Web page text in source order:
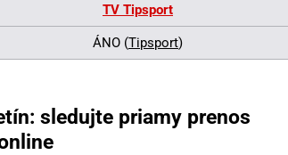
TV Tipsport
ÁNO (Tipsport)
sledujte priamy prenos